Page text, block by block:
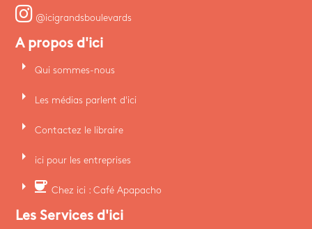
@icigrandsboulevards
A propos d'ici
arrow_right Qui sommes-nous
arrow_right Les médias parlent d'ici
arrow_right Contactez le libraire
arrow_right ici pour les entreprises
arrow_right coffee Chez ici : Café Apapacho
Les Services d'ici